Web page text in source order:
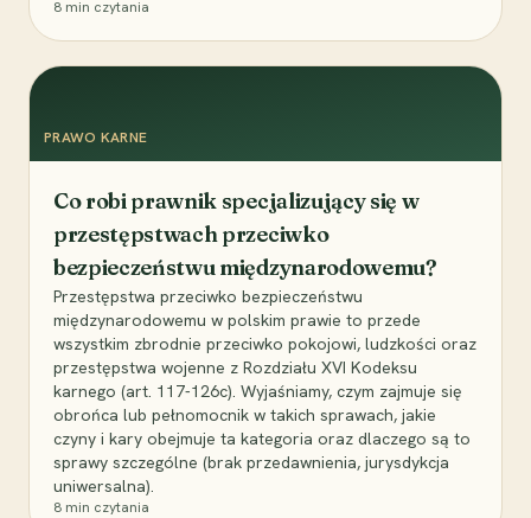
8 min czytania
PRAWO KARNE
Co robi prawnik specjalizujący się w
przestępstwach przeciwko
bezpieczeństwu międzynarodowemu?
Przestępstwa przeciwko bezpieczeństwu
międzynarodowemu w polskim prawie to przede
wszystkim zbrodnie przeciwko pokojowi, ludzkości oraz
przestępstwa wojenne z Rozdziału XVI Kodeksu
karnego (art. 117-126c). Wyjaśniamy, czym zajmuje się
obrońca lub pełnomocnik w takich sprawach, jakie
czyny i kary obejmuje ta kategoria oraz dlaczego są to
sprawy szczególne (brak przedawnienia, jurysdykcja
uniwersalna).
8 min czytania